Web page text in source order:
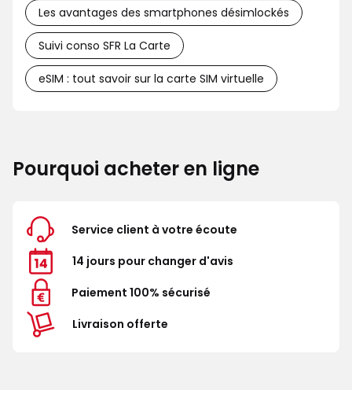
Les avantages des smartphones désimlockés
Suivi conso SFR La Carte
eSIM : tout savoir sur la carte SIM virtuelle
Pourquoi acheter en ligne
Service client à votre écoute
14 jours pour changer d'avis
Paiement 100% sécurisé
Livraison offerte